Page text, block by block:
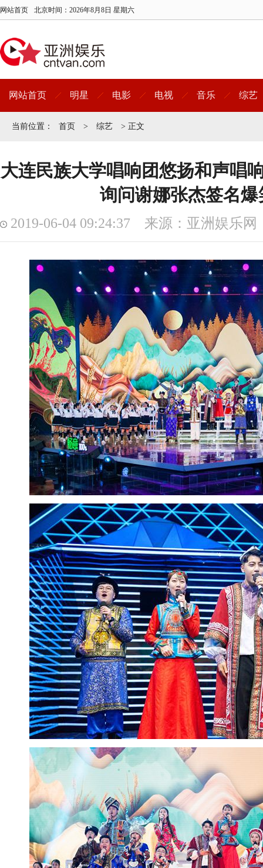
网站首页 北京时间： 2026年8月8日 星期六
网站首页 明星 电影 电视 音乐 综艺
当前位置： 首页 > 综艺 > 正文
大连民族大学唱响团悠扬和声唱
询问谢娜张杰签名爆
2019-06-04 09:24:37 来源：亚洲娱乐网